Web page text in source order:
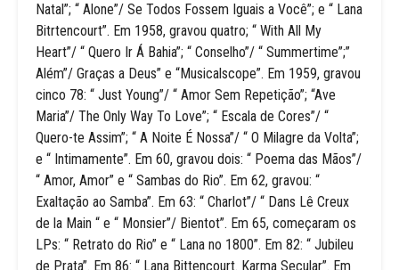
Natal”; “ Alone”/ Se Todos Fossem Iguais a Você”; e “ Lana
Bitrtencourt”. Em 1958, gravou quatro; “ With All My
Heart”/ “ Quero Ir Á Bahia”; “ Conselho”/ “ Summertime”;”
Além”/ Graças a Deus” e “Musicalscope”. Em 1959, gravou
cinco 78: “ Just Young”/ “ Amor Sem Repetição”; “Ave
Maria”/ The Only Way To Love”; “ Escala de Cores”/ “
Quero-te Assim”; “ A Noite É Nossa”/ “ O Milagre da Volta”;
e “ Intimamente”. Em 60, gravou dois: “ Poema das Mãos”/
“ Amor, Amor” e “ Sambas do Rio”. Em 62, gravou: “
Exaltação ao Samba”. Em 63: “ Charlot”/ “ Dans Lê Creux
de la Main “ e “ Monsier”/ Bientot”. Em 65, começaram os
LPs: “ Retrato do Rio” e “ Lana no 1800”. Em 82: “ Jubileu
de Prata”. Em 86: “ Lana Bittencourt. Karma Secular”. Em